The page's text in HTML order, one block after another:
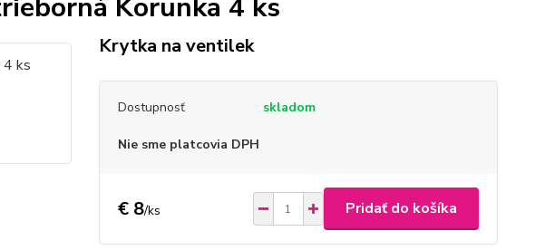
Korunka 4 ks
Krytka na ventilek
Dostupnosť skladom
Nie sme platcovia DPH
€ 8/ks Pridať do košíka